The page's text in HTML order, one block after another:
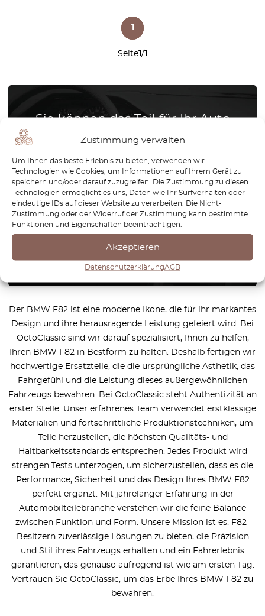
Zustimmung verwalten
Um Ihnen das beste Erlebnis zu bieten, verwenden wir
Technologien wie Cookies, um Informationen auf Ihrem Gerät zu
speichern und/oder darauf zuzugreifen. Die Zustimmung zu diesen
Technologien ermöglicht es uns, Daten wie Ihr Surfverhalten oder
eindeutige IDs auf dieser Website zu verarbeiten. Die Nicht-
Zustimmung oder der Widerruf der Zustimmung kann bestimmte
Funktionen und Eigenschaften beeinträchtigen.
Akzeptieren
DatenschutzerklärungAGB
Seite1/1
1
Sie können das Teil für Ihr Auto
nicht finden? Prüfen Sie Teile
auf Anfrage. Wir reproduzieren
Teile für alle Automarken
Wir reproduzieren Teile für alle
Automarken
Wie funktioniert das?
Der BMW F82 ist eine moderne Ikone, die für ihr markantes
Design und ihre herausragende Leistung gefeiert wird. Bei
OctoClassic sind wir darauf spezialisiert, Ihnen zu helfen,
Ihren BMW F82 in Bestform zu halten. Deshalb fertigen wir
hochwertige Ersatzteile, die die ursprüngliche Ästhetik, das
Fahrgefühl und die Leistung dieses außergewöhnlichen
Fahrzeugs bewahren. Bei OctoClassic steht Authentizität an
erster Stelle. Unser erfahrenes Team verwendet erstklassige
Materialien und fortschrittliche Produktionstechniken, um
Teile herzustellen, die höchsten Qualitäts- und
Haltbarkeitsstandards entsprechen. Jedes Produkt wird
strengen Tests unterzogen, um sicherzustellen, dass es die
Performance, Sicherheit und das Design Ihres BMW F82
perfekt ergänzt. Mit jahrelanger Erfahrung in der
Automobilteilebranche verstehen wir die feine Balance
zwischen Funktion und Form. Unsere Mission ist es, F82-
Besitzern zuverlässige Lösungen zu bieten, die Präzision
und Stil ihres Fahrzeugs erhalten und ein Fahrerlebnis
garantieren, das genauso aufregend ist wie am ersten Tag.
Vertrauen Sie OctoClassic, um das Erbe Ihres BMW F82 zu
bewahren.